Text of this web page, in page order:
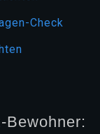
Check
Bewohner: